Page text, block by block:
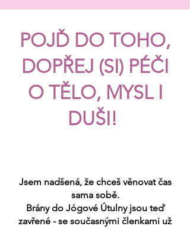
POJĎ DO TOHO,
DOPŘEJ (SI) PÉČI
O TĚLO, MYSL I
DUŠI!
Jsem nadšená, že chceš věnovat čas
sama sobě.
Brány do Jógové Útulny jsou teď
zavřené - se současnými členkami už